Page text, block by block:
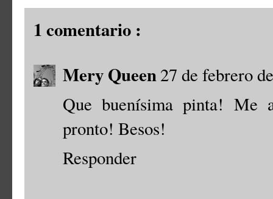
1 comentario :
Mery Queen27 de febrero
Que buenísima pinta! Me
pronto! Besos!
Responder